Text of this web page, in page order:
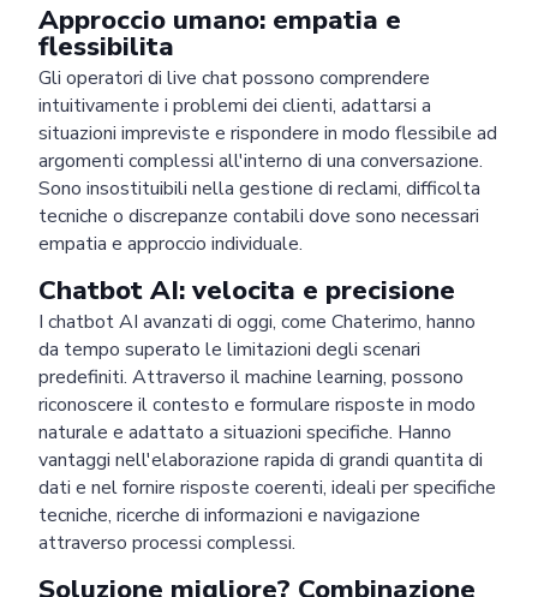
Approccio umano: empatia e
flessibilita
Gli operatori di live chat possono comprendere
intuitivamente i problemi dei clienti, adattarsi a
situazioni impreviste e rispondere in modo flessibile ad
argomenti complessi all'interno di una conversazione.
Sono insostituibili nella gestione di reclami, difficolta
tecniche o discrepanze contabili dove sono necessari
empatia e approccio individuale.
Chatbot AI: velocita e precisione
I chatbot AI avanzati di oggi, come Chaterimo, hanno
da tempo superato le limitazioni degli scenari
predefiniti. Attraverso il machine learning, possono
riconoscere il contesto e formulare risposte in modo
naturale e adattato a situazioni specifiche. Hanno
vantaggi nell'elaborazione rapida di grandi quantita di
dati e nel fornire risposte coerenti, ideali per specifiche
tecniche, ricerche di informazioni e navigazione
attraverso processi complessi.
Soluzione migliore? Combinazione